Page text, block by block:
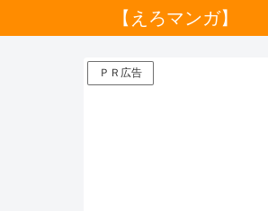
【えろマンガ】
ＰＲ広告